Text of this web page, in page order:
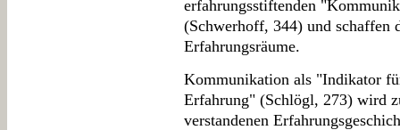
erfahrungsstiftenden
(Schwerhoff, 344) und schaffen
Erfahrungsräume.
Kommunikation als "Indikator
Erfahrung" (Schlögl, 273) wird
verstandenen